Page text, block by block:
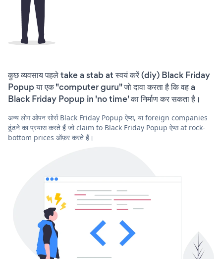
कुछ व्यवसाय पहले take a stab at स्वयं करें (diy) Black Friday
Popup या एक "computer guru" जो दावा करता है कि वह a
Black Friday Popup in 'no time' का निर्माण कर सकता है।
अन्य लोग ओपन सोर्स Black Friday Popup ऐप्स, या foreign companies
ढूंढने का प्रयास करते हैं जो claim to Black Friday Popup ऐप्स at rock-
bottom prices ऑफ़र करते हैं।